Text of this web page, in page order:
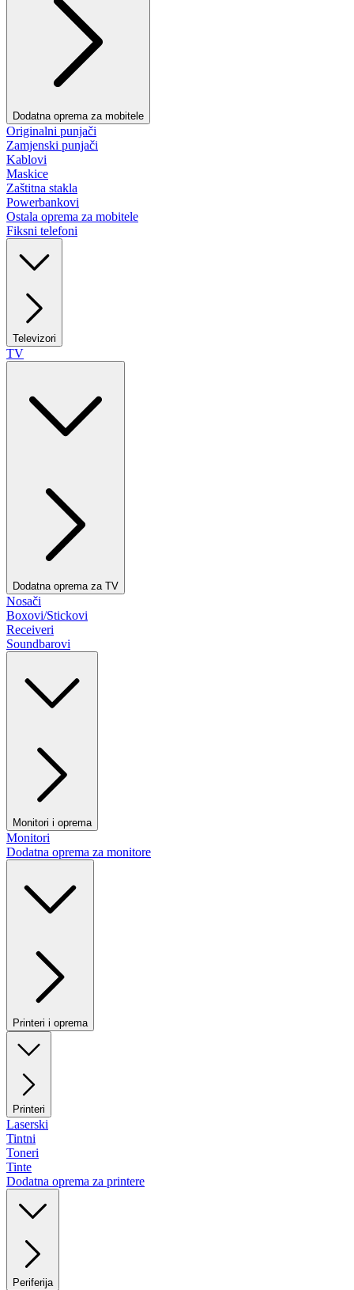
Dodatna oprema za mobitele
Originalni punjači
Zamjenski punjači
Kablovi
Maskice
Zaštitna stakla
Powerbankovi
Ostala oprema za mobitele
Fiksni telefoni
Televizori
TV
Dodatna oprema za TV
Nosači
Boxovi/Stickovi
Receiveri
Soundbarovi
Monitori i oprema
Monitori
Dodatna oprema za monitore
Printeri i oprema
Printeri
Laserski
Tintni
Toneri
Tinte
Dodatna oprema za printere
Periferija